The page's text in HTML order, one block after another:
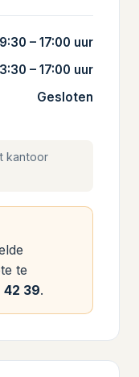
9:30 – 17:00 uur
– 17:00 uur
Gesloten
kantoor
te
42 39.